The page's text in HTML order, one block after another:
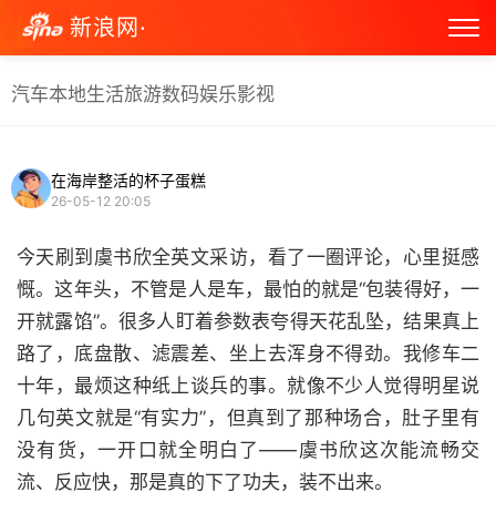
新浪网·
汽车本地生活旅游数码娱乐影视
在海岸整活的杯子蛋糕
26-05-12 20:05
今天刷到虞书欣全英文采访，看了一圈评论，心里挺感
慨。这年头，不管是人是车，最怕的就是“包装得好，一
开就露馅”。很多人盯着参数表夸得天花乱坠，结果真上
路了，底盘散、滤震差、坐上去浑身不得劲。我修车二
十年，最烦这种纸上谈兵的事。就像不少人觉得明星说
几句英文就是“有实力”，但真到了那种场合，肚子里有
没有货，一开口就全明白了——虞书欣这次能流畅交
流、反应快，那是真的下了功夫，装不出来。